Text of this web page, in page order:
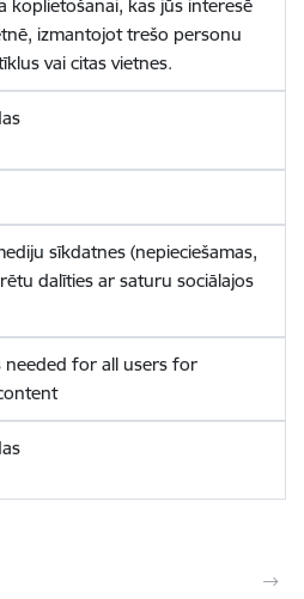
koplietošanai, kas jūs interesē
izmantojot trešo personu
vai citas vietnes.
sīkdatnes (nepieciešamas,
dalīties ar saturu sociālajos
needed for all users for